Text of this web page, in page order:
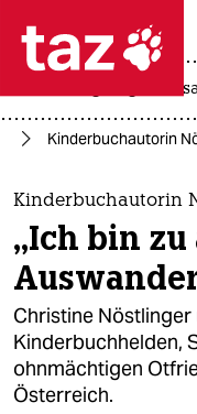
 taz
themen
politik
öko
gesellschaft
kultur
Kinderbuchautorin
Kinderbuchautorin
„Ich bin
Christine
Kinderbuchhelden,
ohnmächtigen
Österreich.